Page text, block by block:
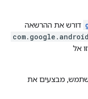
דורש את ההרשאה
אל
מבצעים את